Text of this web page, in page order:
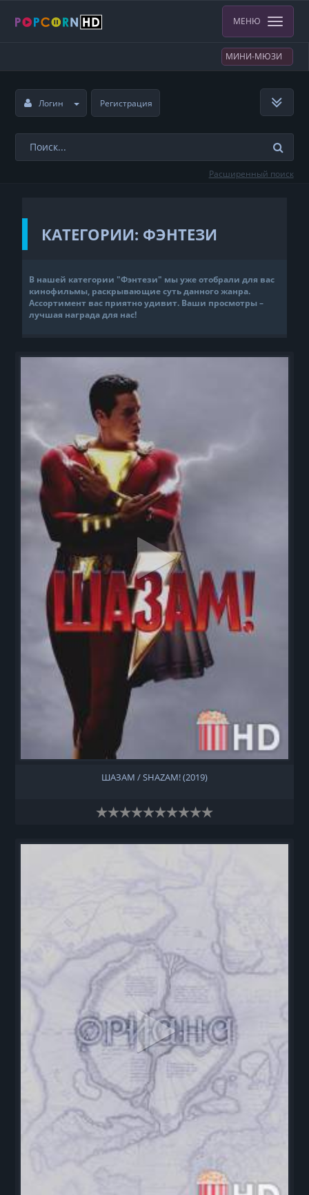
МЕНЮ
МИНИ-МЮЗИ
Логин Регистрация
Расширенный поиск
КАТЕГОРИИ: ФЭНТЕЗИ
В нашей категории "Фэнтези" мы уже отобрали для вас
кинофильмы, раскрывающие суть данного жанра.
Ассортимент вас приятно удивит. Ваши просмотры –
лучшая награда для нас!
ШАЗАМ / SHAZAM! (2019)